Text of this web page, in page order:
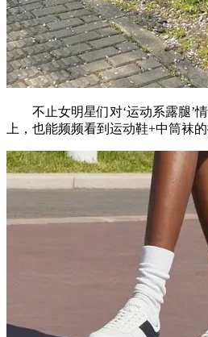
不止女明星们对‘运动系露腿’情
上，也能频频看到运动鞋+中筒袜的